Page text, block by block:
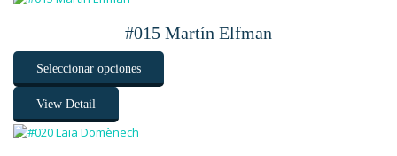
#015 Martín Elfman
Seleccionar opciones
View Detail